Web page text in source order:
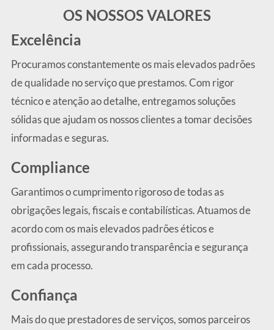
OS NOSSOS VALORES
Excelência
Procuramos constantemente os mais elevados padrões
de qualidade no serviço que prestamos. Com rigor
técnico e atenção ao detalhe, entregamos soluções
sólidas que ajudam os nossos clientes a tomar decisões
informadas e seguras.
Compliance
Garantimos o cumprimento rigoroso de todas as
obrigações legais, fiscais e contabilísticas. Atuamos de
acordo com os mais elevados padrões éticos e
profissionais, assegurando transparência e segurança
em cada processo.
Confiança
Mais do que prestadores de serviços, somos parceiros